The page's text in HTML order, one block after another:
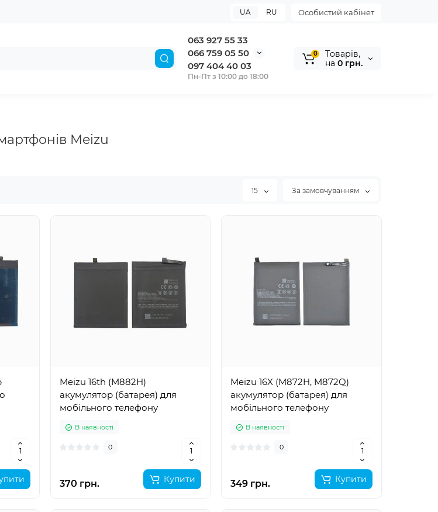
Особистий кабінет
UA RU
063 927 55 33
066 759 05 50
097 404 40 03
Пн-Пт з 10:00 до 18:00
0
Tоварів,
на 0 грн.
Meizu
15 За замовчуванням
Meizu 16th (M882H)
акумулятор (батарея) для
мобільного телефону
В наявності
0
370 грн. Купити
Meizu 16X (M872H, M872Q)
акумулятор (батарея) для
мобільного телефону
В наявності
0
349 грн. Купити